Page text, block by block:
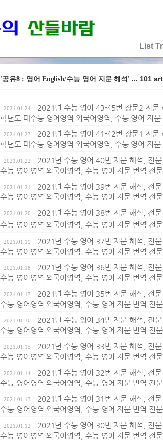
List
'공유8 : 영어 English/수능 영어 지문 해석' ... 101
2021.01.24 2021년 수능 영어 43-45번 장문2 지문
학년도 대수능 영어영역 외국어영역, 수능 영어 지
2021.01.23 2021년 수능 영어 41-42번 장문1 지문
학년도 대수능 영어영역 외국어영역, 수능 영어 지
2021.01.22 2021년 수능 영어 40번 지문 해석, 전
수능 영어영역 외국어영역, 수능 영어 지문 번역
2021.01.21 2021년 수능 영어 39번 지문 해석, 전
수능 영어영역 외국어영역, 수능 영어 지문 번역
2021.01.20 2021년 수능 영어 38번 지문 해석, 전
수능 영어영역 외국어영역, 수능 영어 지문 번역
2021.01.19 2021년 수능 영어 37번 지문 해석, 전
수능 영어영역 외국어영역, 수능 영어 지문 번역
2021.01.18 2021년 수능 영어 36번 지문 해석, 전
수능 영어영역 외국어영역, 수능 영어 지문 번역
2021.01.17 2021년 수능 영어 35번 지문 해석, 전
수능 영어영역 외국어영역, 수능 영어 지문 번역
2021.01.16 2021년 수능 영어 34번 지문 해석, 전
수능 영어영역 외국어영역, 수능 영어 지문 번역
2021.01.15 2021년 수능 영어 33번 지문 해석, 전
수능 영어영역 외국어영역, 수능 영어 지문 번역
2021.01.14 2021년 수능 영어 32번 지문 해석, 전
수능 영어영역 외국어영역, 수능 영어 지문 번역
2021.01.13 2021년 수능 영어 31번 지문 해석, 전
수능 영어영역 외국어영역, 수능 영어 지문 번역
2021.01.12 2021년 수능 영어 30번 지문 해석, 전
수능 영어영역 외국어영역, 수능 영어 지문 번역